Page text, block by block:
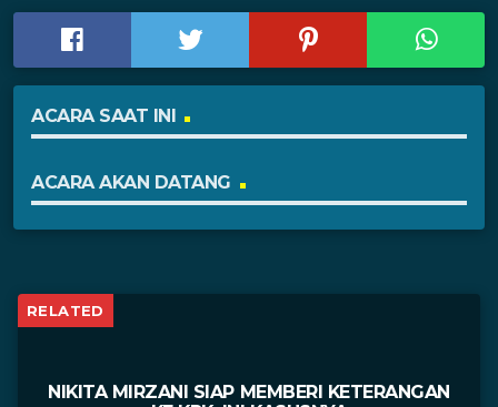
ACARA SAAT INI
ACARA AKAN DATANG
RELATED
NIKITA MIRZANI SIAP MEMBERI KETERANGAN